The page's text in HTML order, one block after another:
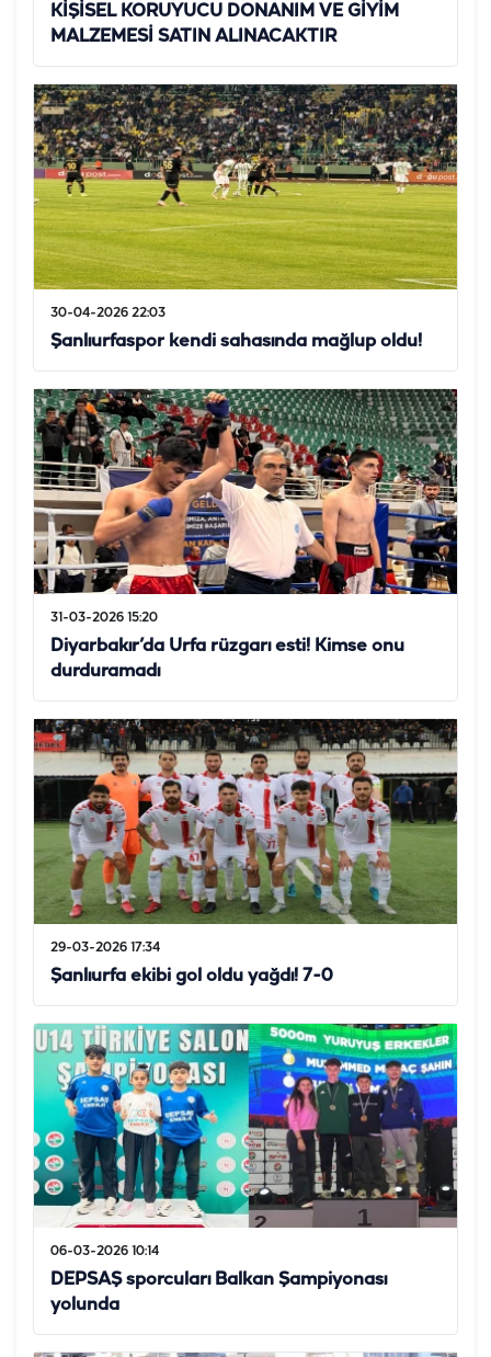
KİŞİSEL KORUYUCU DONANIM VE GİYİM
MALZEMESİ SATIN ALINACAKTIR
30-04-2026 22:03
Şanlıurfaspor kendi sahasında mağlup oldu!
31-03-2026 15:20
Diyarbakır’da Urfa rüzgarı esti! Kimse onu
durduramadı
29-03-2026 17:34
Şanlıurfa ekibi gol oldu yağdı! 7-0
06-03-2026 10:14
DEPSAŞ sporcuları Balkan Şampiyonası
yolunda